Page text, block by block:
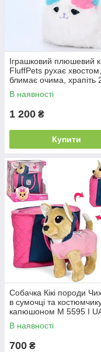
Іграшковий плюшевий
FluffPets рухає хвостом,
блимає очима, храпіть
В наявності
1 200 ₴
Купити
Собачка Кікі породи
в сумочці та
капюшоном M 5595 I
В наявності
700 ₴